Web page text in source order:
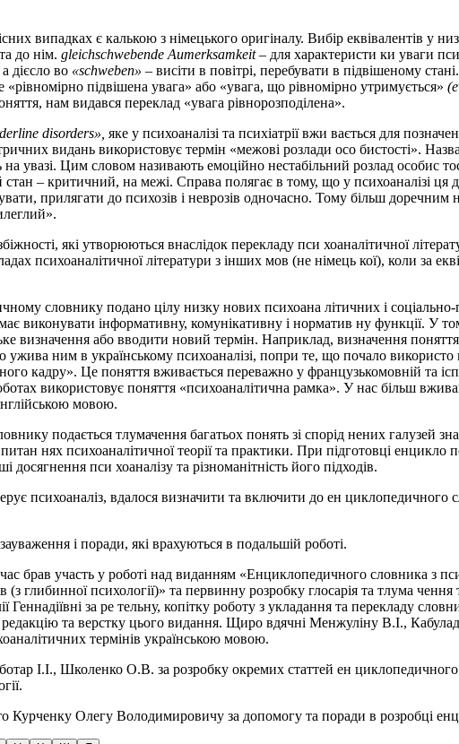
випадках є калькою з німецького оригіналу. Вибір еквівалентів у
до нім. gleichschwebende Aumerksamkeit– для характеристи­ ки уваги
дієсло­ во «schweben» – висіти в повітрі, перебувати в підвішеному
«рівномірно підвішена увага» або «увага, що рівномірно утримується»
нам видався переклад «увага рівнорозподілена».
disorders», яке у психоаналізі та психіатрії вжи­ вається для
видань використовує термін «межові розлади осо­ бистості».
увазі. Цим словом називають емоційно нестабільний розлад особис­
– критичний, на межі. Справа полягає в тому, що у психоаналізі ця
прилягати до психозів і неврозів одночасно. Тому більш
які утворюються внаслідок перекладу пси­ хоаналітичної
психоаналітичної літератури з інших мов (не німець­ кої), коли за
словнику подано цілу низку нових психоана­ літичних і
виконувати інформативну, комунікативну і норматив­ ну функції. У
визначення або вводити новий термін. Наприклад, визначення
ним в українському психоаналізі, попри те, що почало використо­
кадру». Це поняття вживається переважно у французькомовній та
використовує поняття «психоаналітична рамка». У нас більш
мовою.
подається тлумачення багатьох понять зі спорід­ нених галузей
нях психоаналітичної теорії та практики. При підготовці енцикло­
пси­ хоаналізу та різноманітність його підходів.
психоаналіз, вдалося визначити та включити до ен­
і поради, які врахуються в подальшій роботі.
брав участь у роботі над виданням «Енциклопедичного словника з
глибинної психології)» та первинну розробку глосарія та тлума­ чення
за ре­ тельну, копітку роботу з укладання та перекладу
та верстку цього видання. Щиро вдячні Менжуліну В.І.,
термінів українською мовою.
І.І., Школенко О.В. за розробку окремих статтей ен­
Олегу Володимировичу за допомогу та поради в розробці